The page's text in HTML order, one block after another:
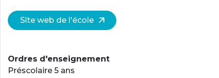
Site web de l'école
Ordres d'enseignement
Préscolaire 5 ans